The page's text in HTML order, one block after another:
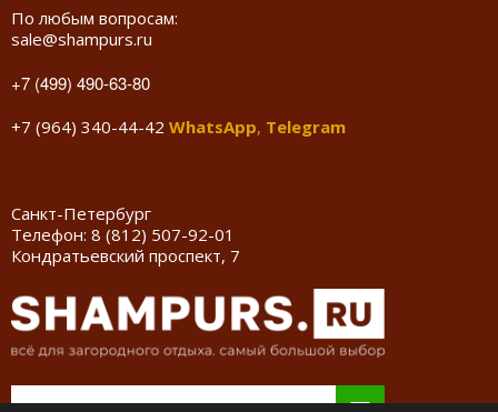
По любым вопросам:
sale@shampurs.ru
+7 (499) 490-63-80
+7 (964) 340-44-42 WhatsApp, Telegram
Санкт-Петербург
Телефон: 8 (812) 507-92-01
Кондратьевский проспект, 7